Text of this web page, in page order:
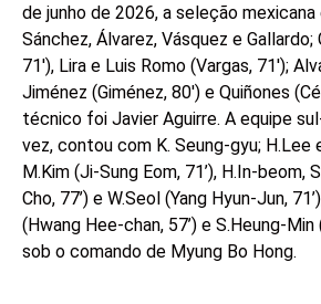
de junho de 2026, a seleção mexicana
Sánchez, Álvarez, Vásquez e Gallardo;
71′), Lira e Luis Romo (Vargas, 71′);
Jiménez (Giménez, 80′) e Quiñones
técnico foi Javier Aguirre. A equipe
vez, contou com K. Seung-gyu; H.Lee
M.Kim (Ji-Sung Eom, 71’), H.In-beom,
Cho, 77’) e W.Seol (Yang Hyun-Jun,
(Hwang Hee-chan, 57’) e S.Heung-Min
sob o comando de Myung Bo Hong.